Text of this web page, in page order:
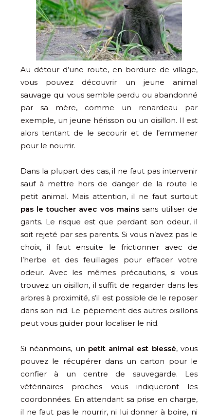
Au détour d’une route, en bordure de village,
vous pouvez découvrir un jeune animal
sauvage qui vous semble perdu ou abandonné
par sa mère, comme un renardeau par
exemple, un jeune hérisson ou un oisillon. Il est
alors tentant de le secourir et de l’emmener
pour le nourrir.
Dans la plupart des cas, il ne faut pas intervenir
sauf à mettre hors de danger de la route le
petit animal. Mais attention, il ne faut surtout
pas le toucher avec vos mains sans utiliser de
gants. Le risque est que perdant son odeur, il
soit rejeté par ses parents. Si vous n’avez pas le
choix, il faut ensuite le frictionner avec de
l’herbe et des feuillages pour effacer votre
odeur. Avec les mêmes précautions, si vous
trouvez un oisillon, il suffit de regarder dans les
arbres à proximité, s’il est possible de le reposer
dans son nid. Le pépiement des autres oisillons
peut vous guider pour localiser le nid.
Si néanmoins, un petit animal est blessé, vous
pouvez le récupérer dans un carton pour le
confier à un centre de sauvegarde. Les
vétérinaires proches vous indiqueront les
coordonnées. En attendant sa prise en charge,
il ne faut pas le nourrir, ni lui donner à boire, ni